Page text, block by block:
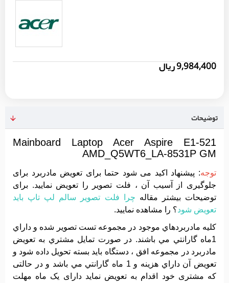
9,984,400 ریال
توضیحات
Mainboard Laptop Acer Aspire E1-521
AMD_Q5WT6_LA-8531P GM
توجه: پیشنهاد اکید می شود حتما برای تعویض مادربرد برای
جلوگیری از آسیب آن ، فلت تصویر را تعویض نمایید. برای
توضیحات بیشتر مقاله چرا فلت تصویر سالم لپ تاپ باید
تعویض شود؟ را مشاهده نمایید.
کليه مادربردهاي موجود در مجموعه تست تصوير شده و داراي
1ماه گارانتي مي باشند. در صورت تمايل مشتري به تعويض
مادربرد در مجموعه افق ، دستگاه بايد بسته تحويل داده شود و
تعويض آن داراي هزينه و 1 ماه گارانتي مي باشد و در حالتی
که مشتری خود اقدام به تعویض نماید دارای یک ماه مهلت